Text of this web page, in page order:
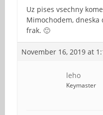
Uz pises vsechny
Mimochodem, dneska
frak. 🙂
November 16, 2019 at
leho
Keymaster